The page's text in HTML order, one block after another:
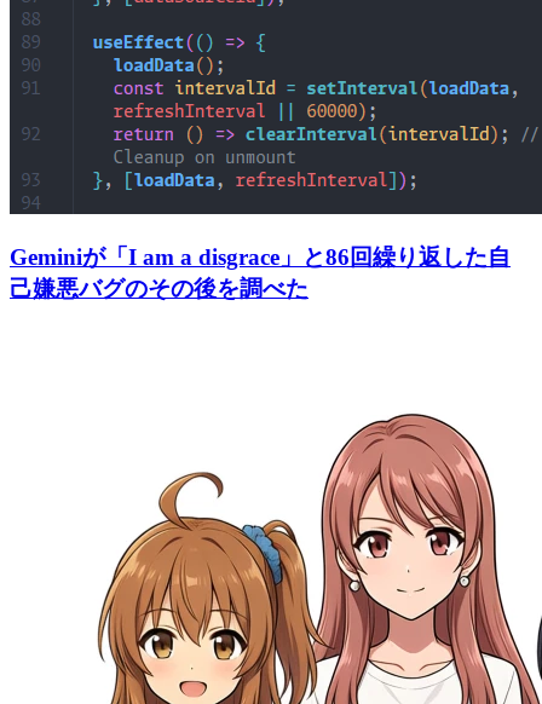
Geminiが「I am a disgrace」と86回繰り返した自
己嫌悪バグのその後を調べた